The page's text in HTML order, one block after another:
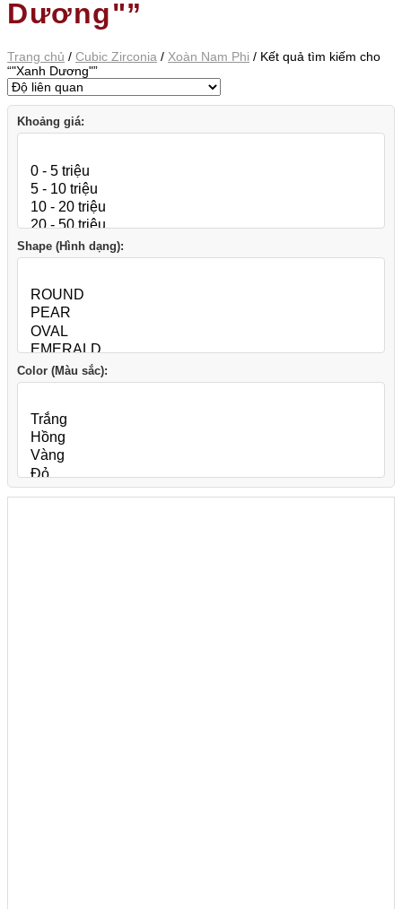
Dương"”
Trang chủ / Cubic Zirconia / Xoàn Nam Phi / Kết quả tìm kiếm cho
“"Xanh Dương"”
Khoảng giá:
Shape (Hình dạng):
Color (Màu sắc):